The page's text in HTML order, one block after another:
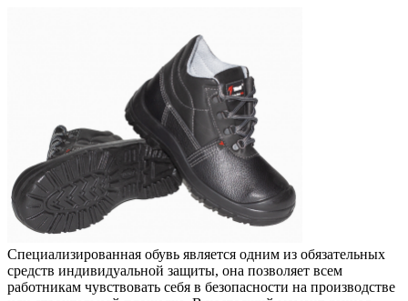
Специализированная обувь является одним из обязательных
средств индивидуальной защиты, она позволяет всем
работникам чувствовать себя в безопасности на производстве